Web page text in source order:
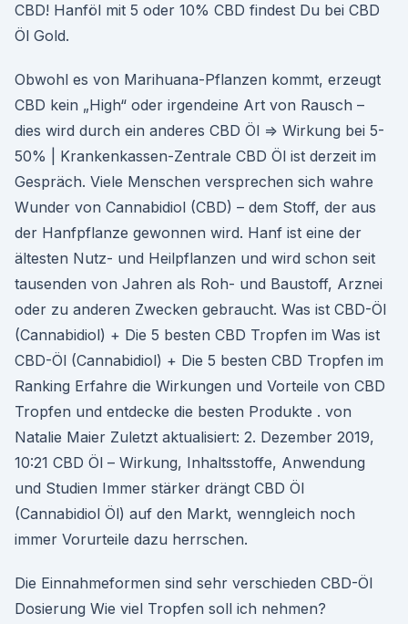
CBD! Hanföl mit 5 oder 10% CBD findest Du bei CBD
Öl Gold.
Obwohl es von Marihuana-Pflanzen kommt, erzeugt
CBD kein „High“ oder irgendeine Art von Rausch –
dies wird durch ein anderes CBD Öl ⇒ Wirkung bei 5-
50% | Krankenkassen-Zentrale CBD Öl ist derzeit im
Gespräch. Viele Menschen versprechen sich wahre
Wunder von Cannabidiol (CBD) – dem Stoff, der aus
der Hanfpflanze gewon­nen wird. Hanf ist eine der
ältesten Nutz- und Heilpflanzen und wird schon seit
tausenden von Jahren als Roh- und Baustoff, Arznei
oder zu anderen Zwecken gebraucht. Was ist CBD-Öl
(Cannabidiol) + Die 5 besten CBD Tropfen im Was ist
CBD-Öl (Cannabidiol) + Die 5 besten CBD Tropfen im
Ranking Erfahre die Wirkungen und Vorteile von CBD
Tropfen und entdecke die besten Produkte ️. von
Natalie Maier Zuletzt aktualisiert: 2. Dezember 2019,
10:21 CBD Öl – Wirkung, Inhaltsstoffe, Anwendung
und Studien Immer stärker drängt CBD Öl
(Cannabidiol Öl) auf den Markt, wenngleich noch
immer Vorurteile dazu herrschen.
Die Einnahmeformen sind sehr verschieden CBD-Öl
Dosierung Wie viel Tropfen soll ich nehmen?